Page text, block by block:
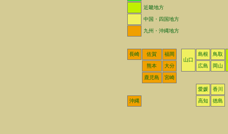
近畿地方
中国・四国地方
九州・沖縄地方
長崎 佐賀
福岡
山口
島根
鳥取
熊本
大分 広島 岡山
鹿児島 宮崎
愛媛 香川
沖縄 高知 徳島